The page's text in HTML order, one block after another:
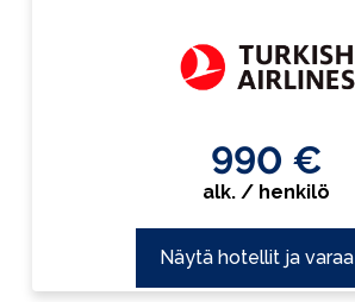
990 €
alk. / henkilö
Näytä hotellit ja varaa